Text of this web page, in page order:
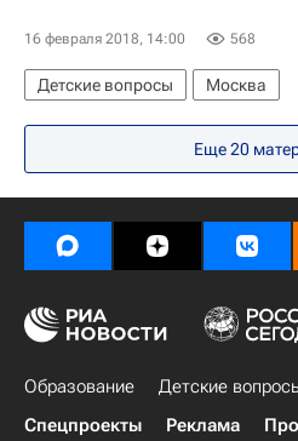
16 февраля 2018, 14:00 568
Детские вопросы
Москва
Фонд "Подари жизнь"
Российский еврейский музей
Социальный навигатор
Еще 20
Образование Детские
Спецпроекты
Реклама